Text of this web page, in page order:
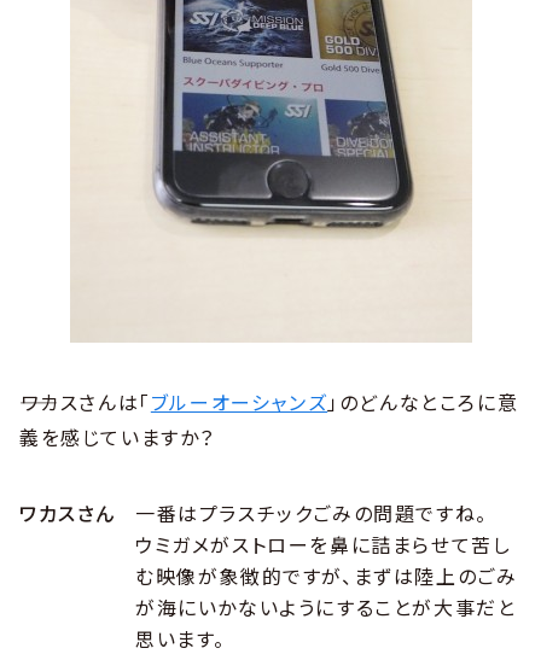
――ワカスさんは「ブルーオーシャンズ 」のどんなところに意
義を感じていますか？
ワカスさん
一番はプラスチックごみの問題ですね。
ウミガメがストローを鼻に詰まらせて苦し
む映像が象徴的ですが、まずは陸上のごみ
が海にいかないようにすることが大事だと
思います。